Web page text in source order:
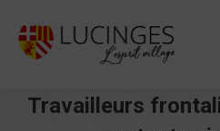
Travailleurs